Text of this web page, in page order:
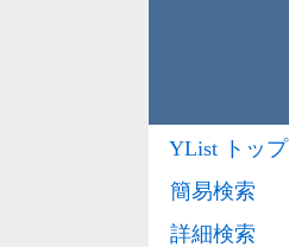
YList トップ
簡易検索
詳細検索